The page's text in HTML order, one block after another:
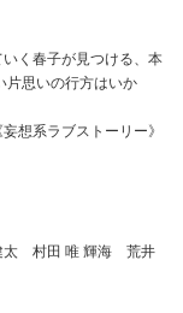
く春子が見つける、本
片思いの行方はいか
想系ラブストーリー》
村田 唯 輝海 荒井